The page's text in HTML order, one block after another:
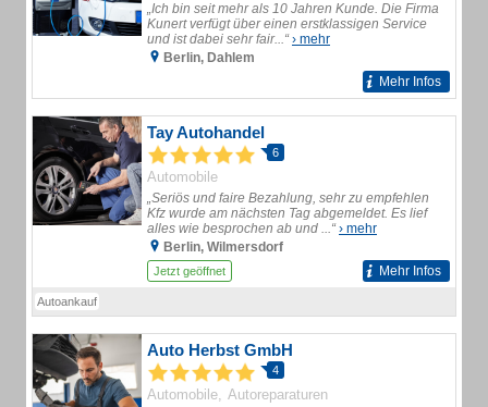
„Ich bin seit mehr als 10 Jahren Kunde. Die Firma
Kunert verfügt über einen erstklassigen Service
und ist dabei sehr fair...“› mehr
Berlin, Dahlem
Mehr Infos
Tay Autohandel
6
Automobile
„Seriös und faire Bezahlung, sehr zu empfehlen
Kfz wurde am nächsten Tag abgemeldet. Es lief
alles wie besprochen ab und ...“› mehr
Berlin, Wilmersdorf
Jetzt geöffnet Mehr Infos
Autoankauf
Auto Herbst GmbH
4
Automobile Autoreparaturen